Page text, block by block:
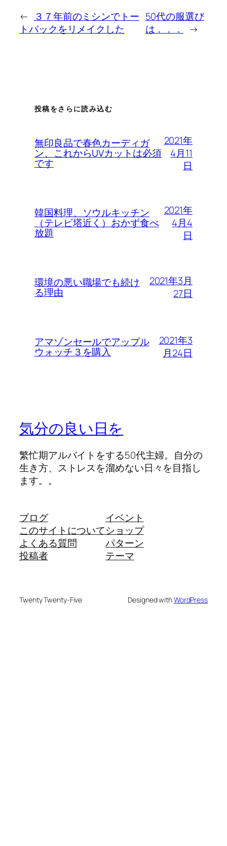
←
３７年前のミシンでトー
トバックをリメイクした
50代の服選び
は．．．
→
投稿をさらに読み込む
無印良品で春色カーディガ
ン、これからUVカットは必須
です
2021年
4月11
日
韓国料理、ソウルキッチン
（テレビ塔近く）おかず食べ
放題
2021年
4月4
日
環境の悪い職場でも続け
る理由
2021年3月
27日
アマゾンセールでアップル
ウォッチ３を購入
2021年3
月24日
気分の良い日を
繁忙期アルバイトをする50代主婦。自分の
生き方、ストレスを溜めない日々を目指し
ます。。
ブログ
このサイトについて
よくある質問
投稿者
イベント
ショップ
パターン
テーマ
Twenty Twenty-Five Designed withWordPress